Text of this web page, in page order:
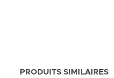
PRODUITS SIMILAIRES